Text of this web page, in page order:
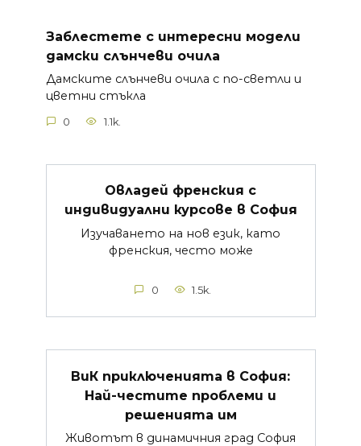
Заблестете с интересни модели
дамски слънчеви очила
Дамските слънчеви очила с по-светли и
цветни стъкла
0 1.1k.
Овладей френския с
индивидуални курсове в София
Изучаването на нов език, като
френския, често може
0 1.5k.
ВиК приключенията в София:
Най-честите проблеми и
решенията им
Животът в динамичния град София